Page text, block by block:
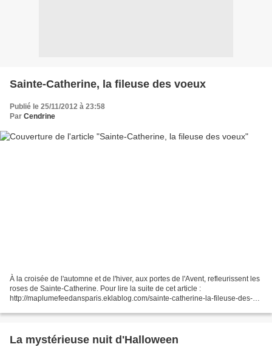
Sainte-Catherine, la fileuse des voeux
Publié le 25/11/2012 à 23:58
Par Cendrine
À la croisée de l'automne et de l'hiver, aux portes de l'Avent, refleurissent les
roses de Sainte-Catherine. Pour lire la suite de cet article :
http://maplumefeedansparis.eklablog.com/sainte-catherine-la-fileuse-des-
La mystérieuse nuit d'Halloween